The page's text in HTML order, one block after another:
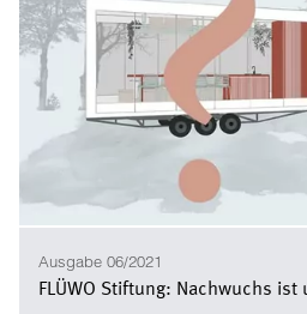
Ausgabe 06/2021
FLÜWO Stiftung: Nachwuchs ist